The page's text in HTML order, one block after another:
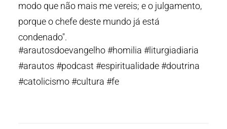
modo que não mais me vereis; e o julgamento,
porque o chefe deste mundo já está
condenado".
#arautosdoevangelho #homilia #liturgiadiaria
#arautos #podcast #espiritualidade #doutrina
#catolicismo #cultura #fe